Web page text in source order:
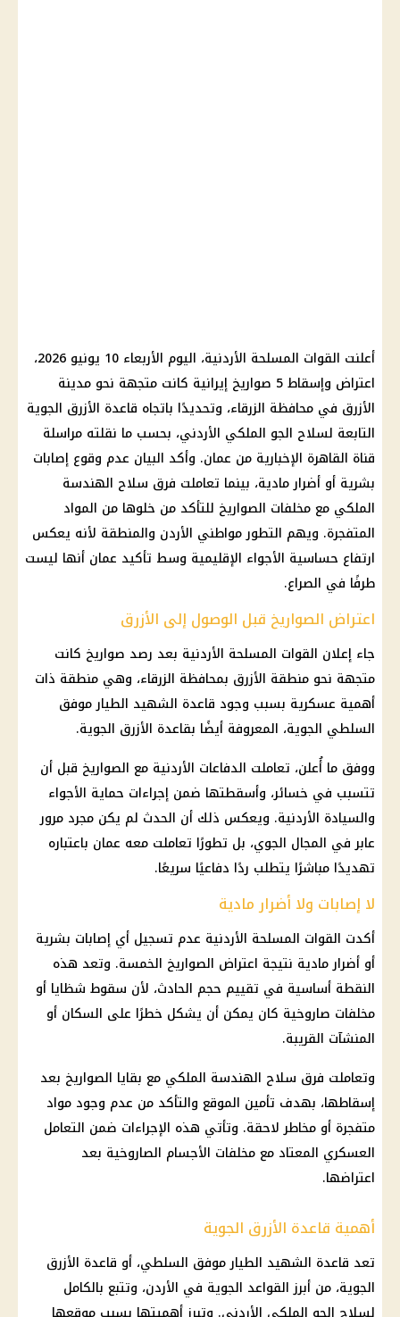
أعلنت القوات المسلحة
الأردنية، اليوم الأربعاء 10 يونيو 2026،
اعتراض وإسقاط 5 صواريخ إيرانية كانت متجهة نحو مدينة
الأزرق في محافظة الزرقاء، وتحديدًا باتجاه قاعدة الأزرق الجوية
التابعة لسلاح الجو الملكي الأردني، بحسب ما نقلته مراسلة
قناة القاهرة الإخبارية من عمان. وأكد البيان عدم وقوع إصابات
بشرية أو أضرار مادية، بينما تعاملت فرق سلاح الهندسة
الملكي مع مخلفات الصواريخ للتأكد من خلوها من المواد
المتفجرة. ويهم التطور مواطني الأردن والمنطقة لأنه يعكس
ارتفاع حساسية الأجواء الإقليمية وسط تأكيد عمان أنها ليست
طرفًا في الصراع.
اعتراض الصواريخ قبل الوصول إلى الأزرق
جاء إعلان القوات المسلحة الأردنية بعد رصد صواريخ كانت
متجهة نحو منطقة الأزرق بمحافظة الزرقاء، وهي منطقة ذات
أهمية عسكرية بسبب وجود قاعدة الشهيد الطيار موفق
السلطي الجوية، المعروفة أيضًا بقاعدة الأزرق الجوية.
ووفق ما أُعلن، تعاملت الدفاعات الأردنية مع الصواريخ قبل أن
تتسبب في خسائر، وأسقطتها ضمن إجراءات حماية الأجواء
والسيادة الأردنية. ويعكس ذلك أن الحدث لم يكن مجرد مرور
عابر في المجال الجوي، بل تطورًا تعاملت معه عمان باعتباره
تهديدًا مباشرًا يتطلب ردًا دفاعيًا سريعًا.
لا إصابات ولا أضرار مادية
أكدت القوات المسلحة الأردنية عدم تسجيل أي إصابات بشرية
أو أضرار مادية نتيجة اعتراض الصواريخ الخمسة. وتعد هذه
النقطة أساسية في تقييم حجم الحادث، لأن سقوط شظايا أو
مخلفات صاروخية كان يمكن أن يشكل خطرًا على السكان أو
المنشآت القريبة.
وتعاملت فرق سلاح الهندسة الملكي مع بقايا الصواريخ بعد
إسقاطها، بهدف تأمين الموقع والتأكد من عدم وجود مواد
متفجرة أو مخاطر لاحقة. وتأتي هذه الإجراءات ضمن التعامل
العسكري المعتاد مع مخلفات الأجسام الصاروخية بعد
اعتراضها.
أهمية قاعدة الأزرق الجوية
تعد قاعدة الشهيد الطيار موفق السلطي، أو قاعدة الأزرق
الجوية، من أبرز القواعد الجوية في الأردن، وتتبع بالكامل